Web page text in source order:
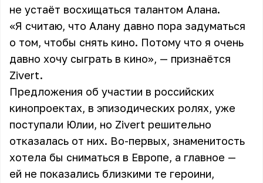
не устаёт восхищаться талантом Алана.
«Я считаю, что Алану давно пора задуматься
о том, чтобы снять кино. Потому что я очень
давно хочу сыграть в кино», — признаётся
Zivert.
Предложения об участии в российских
кинопроектах, в эпизодических ролях, уже
поступали Юлии, но Zivert решительно
отказалась от них. Во-первых, знаменитость
хотела бы сниматься в Европе, а главное —
ей не показались близкими те героини,